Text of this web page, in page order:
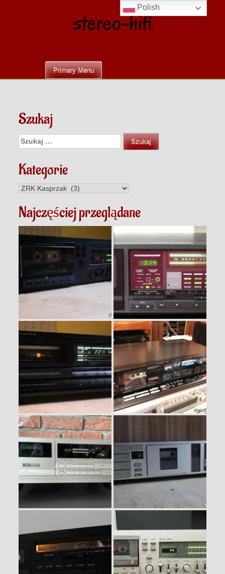
stereo-hifi
Primary Menu
Szukaj
Szukaj:
Kategorie
Kategorie
Najczęściej przeglądane
Polish